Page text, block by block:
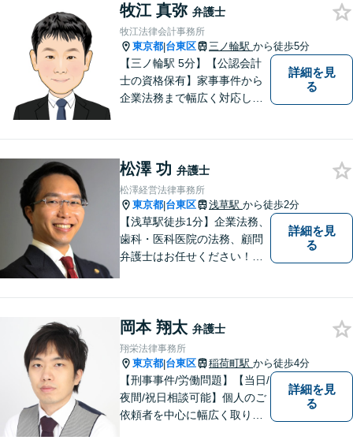
士」を目指しています。休日
や夜間相談も柔軟に対応【根
津駅9分】
牧江 真弥 弁護士
牧江法律会計事務所
東京都|台東区 三ノ輪駅 から徒歩5分
【三ノ輪駅 5分】【公認会計
士の資格保有】家事事件から
企業法務まで幅広く対応して
からサポート可能です。まず
は話を聞いてみたいという方
も、お気軽にご相談くださ
い。
詳細を見
る
松澤 功 弁護士
松澤経営法律事務所
東京都|台東区 浅草駅 から徒歩2分
【浅草駅徒歩1分】企業法務、
歯科・医科医院の法務、顧問
弁護士はお任せください！労
詳細を見
る
岡本 翔太 弁護士
翔栄法律事務所
東京都|台東区 稲荷町駅 から徒歩4分
【刑事事件/労働問題】【当日/
夜間/祝日相談可能】個人のご
依頼者を中心に幅広く取り扱
詳細を見
る